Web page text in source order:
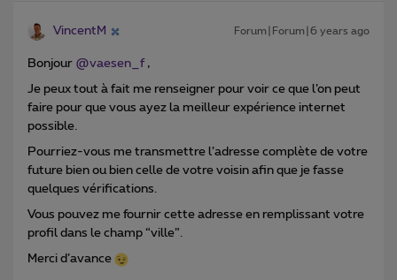
VincentM Forum|Forum|6 years ago
Bonjour @vaesen_f ,
Je peux tout à fait me renseigner pour voir ce que l’on peut
faire pour que vous ayez la meilleur expérience internet
possible.
Pourriez-vous me transmettre l’adresse complète de votre
future bien ou bien celle de votre voisin afin que je fasse
quelques vérifications.
Vous pouvez me fournir cette adresse en remplissant votre
profil dans le champ “ville”.
Merci d’avance